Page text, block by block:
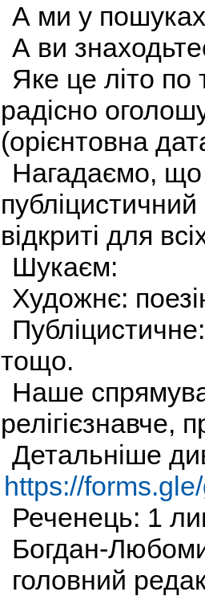
А ми у пошуках
А ви
Яке це літо по
радісно
(орієнтовна
Нагадаємо,
відкриті для
Шукаєм:
Художнє:
Публіцистичне:
тощо.
Наше
Детальніше
https://
Реченець: 1
Богдан-
головний